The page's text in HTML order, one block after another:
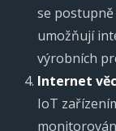
se
umožňují
výrobních
Internet
IoT